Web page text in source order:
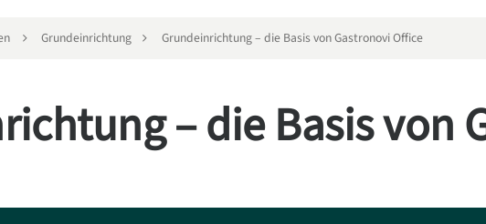
Grundeinrichtung Grundeinrichtung – die Basis von Gastronovi Office
– die Basis von